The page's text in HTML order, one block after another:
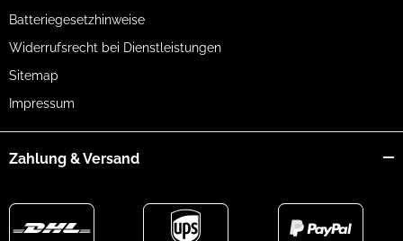
Batteriegesetzhinweise
Widerrufsrecht bei Dienstleistungen
Sitemap
Impressum
Zahlung & Versand